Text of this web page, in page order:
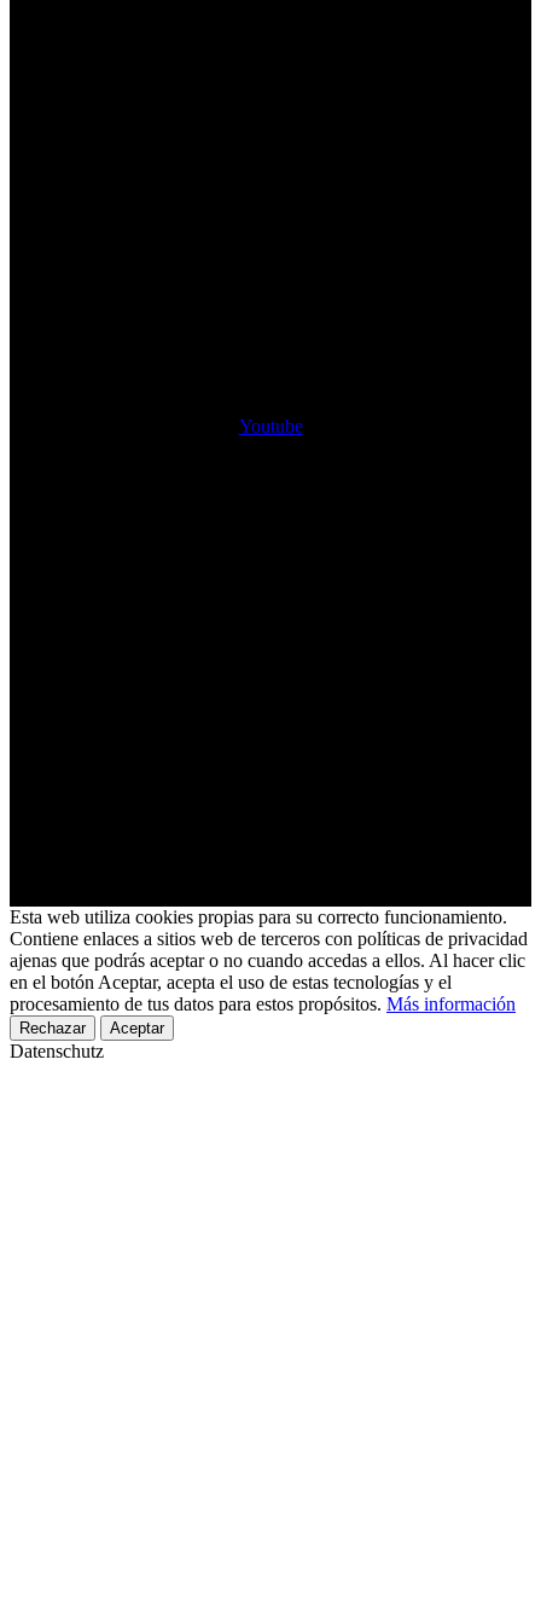
Youtube
Esta web utiliza cookies propias para su correcto funcionamiento.
Contiene enlaces a sitios web de terceros con políticas de privacidad
ajenas que podrás aceptar o no cuando accedas a ellos. Al hacer clic
en el botón Aceptar, acepta el uso de estas tecnologías y el
procesamiento de tus datos para estos propósitos. Más información
Rechazar Aceptar
Datenschutz